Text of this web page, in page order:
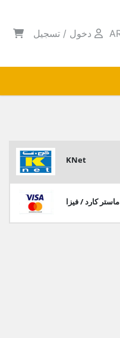
دخول / تسجيل
KNet
ماستر كارد / فيزا